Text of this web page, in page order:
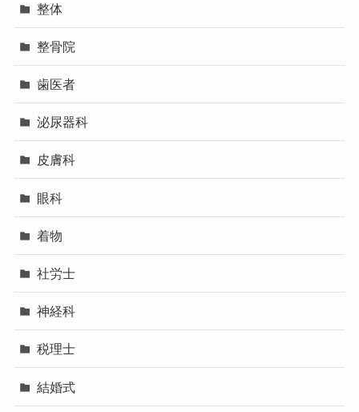
整体
整骨院
歯医者
泌尿器科
皮膚科
眼科
着物
社労士
神経科
税理士
結婚式